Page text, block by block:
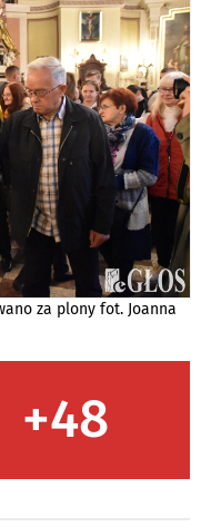
za plony fot. Joanna
+48